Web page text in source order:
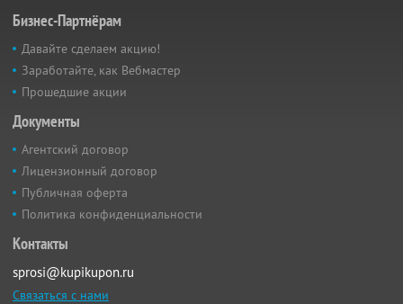
Бизнес-Партнёрам
Давайте сделаем акцию!
Заработайте, как Вебмастер
Прошедшие акции
Документы
Агентский договор
Лицензионный договор
Публичная оферта
Политика конфиденциальности
Контакты
sprosi@kupikupon.ru
Связаться с нами